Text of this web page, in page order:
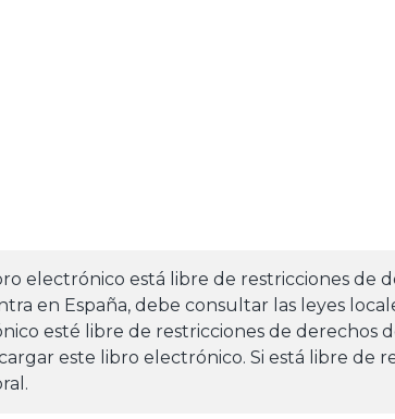
electrónico está libre de restricciones de
en España, debe consultar las leyes
esté libre de restricciones de derechos
este libro electrónico. Si está libre de